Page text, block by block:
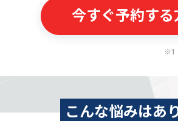
今すぐ予約する
※1
こんな悩みはあ